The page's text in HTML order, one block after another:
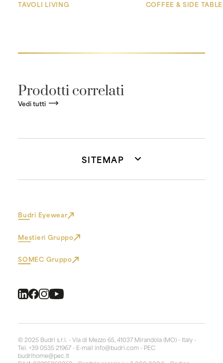
TAVOLI LIVING COFFEE & SIDE
Prodotti correlati
Vedi tutti
SITEMAP
Budri Eyewear
Mestieri Gruppo
SOMEC Gruppo
© 2025 Budri s.r.l. - Via di Mezzo 65, 41037 Mirandola (MO) - Italy -
Tel. +39 0535 21967 - E-mail info@budri.com - PEC
budrihome@pec.it